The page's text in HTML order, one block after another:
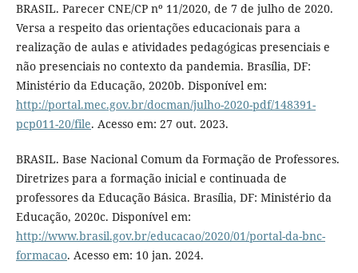
BRASIL. Parecer CNE/CP nº 11/2020, de 7 de julho de 2020.
Versa a respeito das orientações educacionais para a
realização de aulas e atividades pedagógicas presenciais e
não presenciais no contexto da pandemia. Brasília, DF:
Ministério da Educação, 2020b. Disponível em:
http://portal.mec.gov.br/docman/julho-2020-pdf/148391-
pcp011-20/file. Acesso em: 27 out. 2023.
BRASIL. Base Nacional Comum da Formação de Professores.
Diretrizes para a formação inicial e continuada de
professores da Educação Básica. Brasília, DF: Ministério da
Educação, 2020c. Disponível em:
http://www.brasil.gov.br/educacao/2020/01/portal-da-bnc-
formacao. Acesso em: 10 jan. 2024.